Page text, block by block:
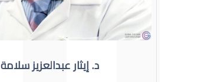
د. إيثار عبدالعزيز سلامة